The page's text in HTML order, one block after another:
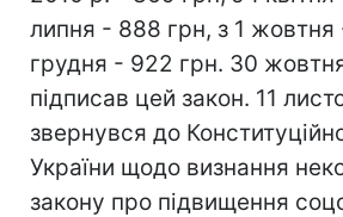
липня - 888 грн, з 1 жовтня
грудня - 922 грн. 30
підписав цей закон. 11
звернувся до
України щодо визнання
закону про підвищення